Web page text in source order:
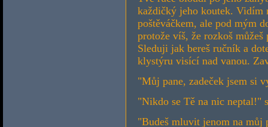
každičký jeho koutek. Vidím
poštěváčkem, ale pod mým
protože víš, že rozkoš
Sleduji jak bereš ručník a
klystýru visící nad vanou.
"Můj pane, zadeček jsem si
"Nikdo se Tě na nic neptal!"
"Budeš mluvit jenom na můj